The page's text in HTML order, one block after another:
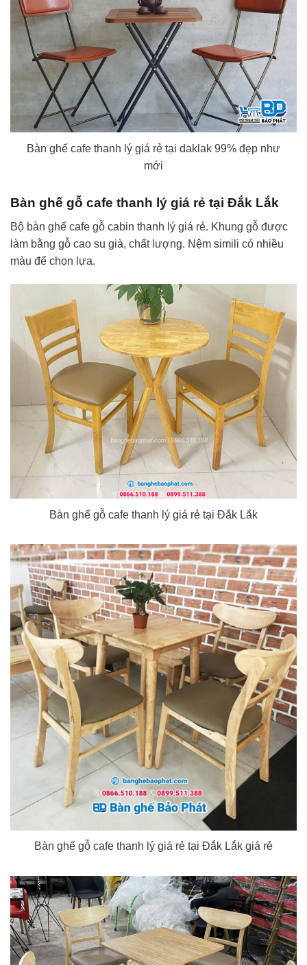
Bàn ghế cafe thanh lý giá rẻ tại daklak 99% đẹp như
mới
Bàn ghế gỗ cafe thanh lý giá rẻ tại Đắk Lắk
Bộ bàn ghế cafe gỗ cabin thanh lý giá rẻ. Khung gỗ được
làm bằng gỗ cao su già, chất lượng. Nệm simili có nhiều
màu để chọn lựa.
Bàn ghế gỗ cafe thanh lý giá rẻ tại Đắk Lắk
Bàn ghế gỗ cafe thanh lý giá rẻ tại Đắk Lắk giá rẻ